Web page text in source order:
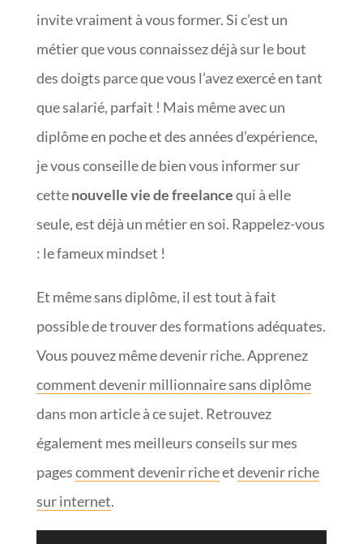
invite vraiment à vous former. Si c’est un
métier que vous connaissez déjà sur le bout
des doigts parce que vous l’avez exercé en tant
que salarié, parfait ! Mais même avec un
diplôme en poche et des années d’expérience,
je vous conseille de bien vous informer sur
cettenouvelle vie de freelancequi à elle
seule, est déjà un métier en soi. Rappelez-vous
: le fameux mindset !
Et même sans diplôme, il est tout à fait
possible de trouver des formations adéquates.
Vous pouvez même devenir riche. Apprenez
comment devenir millionnaire sans diplôme
dans mon article à ce sujet. Retrouvez
également mes meilleurs conseils sur mes
pagescomment devenir richeetdevenir riche
sur internet.